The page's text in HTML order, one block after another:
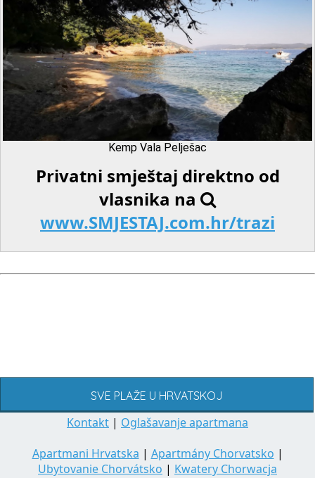
Kemp Vala Pelješac
Privatni smještaj direktno od
vlasnika na
www.SMJESTAJ.com.hr/trazi
SVE PLAŽE U HRVATSKOJ
Kontakt | Oglašavanje apartmana
Apartmani Hrvatska | Apartmány Chorvatsko |
Ubytovanie Chorvátsko | Kwatery Chorwacja